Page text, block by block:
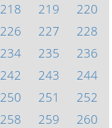
218 219
220
226 227
228
234 235
236
242 243
244
250 251
252
258 259
260